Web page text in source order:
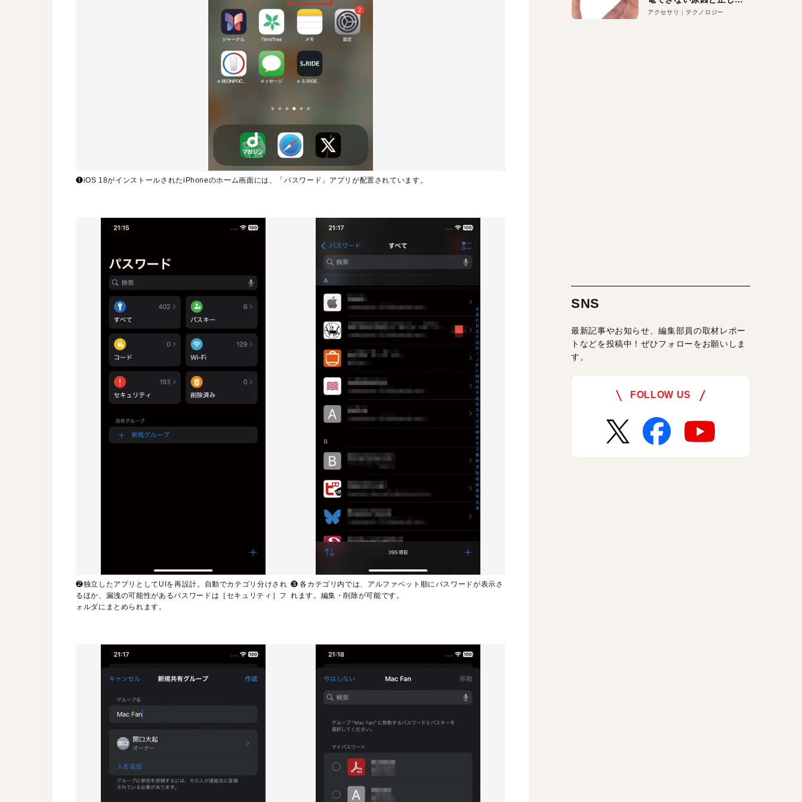
❶iOS 18がインストールされたiPhoneのホーム画面には、「パスワード」アプリが配置されています。
❷独立したアプリとしてUIを再設計。自動でカテゴリ分けされ
るほか、漏洩の可能性があるパスワードは［セキュリティ］フ
ォルダにまとめられます。
❸ 各カテゴリ内では、アルファベット順にパスワードが表示さ
れます。編集・削除が可能です。
対策
アクセサリ テクノロジー
SNS
最新記事やお知らせ、編集部員の取材レポー
トなどを投稿中！ぜひフォローをお願いしま
す。
FOLLOW US